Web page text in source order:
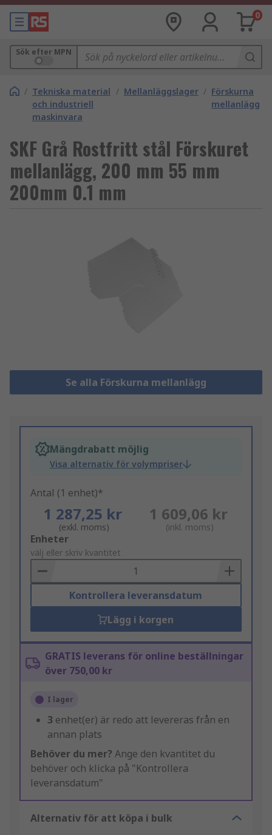
0
Sök efter MPN
/ Tekniska material
och industriell
maskinvara
/ Mellanläggslager / Förskurna
mellanlägg
SKF Grå Rostfritt stål Förskuret
mellanlägg, 200 mm 55 mm
200mm 0.1 mm
Se alla Förskurna mellanlägg
Mängdrabatt möjlig
Visa alternativ för volympriser
Antal (1 enhet)*
1 287,25 kr
(exkl. moms)
1 609,06 kr
(inkl. moms)
Add
to
Basket
Enheter
välj eller skriv kvantitet
Kontrollera leveransdatum
Lägg i korgen
GRATIS leverans för online beställningar
över 750,00 kr
I lager
3 enhet(er) är redo att levereras från en
annan plats
Behöver du mer? Ange den kvantitet du
behöver och klicka på "Kontrollera
leveransdatum"
Alternativ för att köpa i bulk